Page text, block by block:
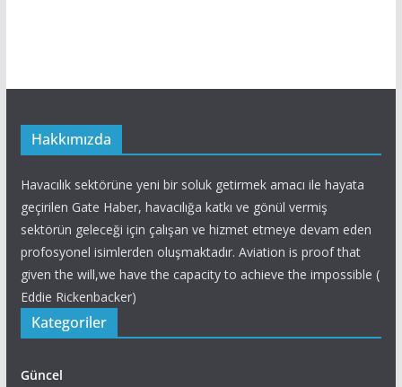
Hakkımızda
Havacılık sektörüne yeni bir soluk getirmek amacı ile hayata
geçirilen Gate Haber, havacılığa katkı ve gönül vermiş
sektörün geleceği için çalışan ve hizmet etmeye devam eden
profosyonel isimlerden oluşmaktadır. Aviation is proof that
given the will,we have the capacity to achieve the impossible (
Eddie Rickenbacker)
Kategoriler
Güncel